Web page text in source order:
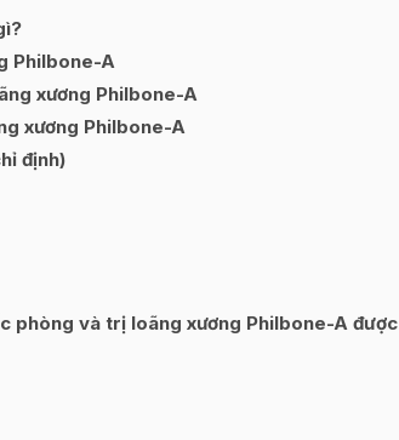
Philbone-A
xương Philbone-A
xương Philbone-A
định)
phòng và trị loãng xương Philbone-A được